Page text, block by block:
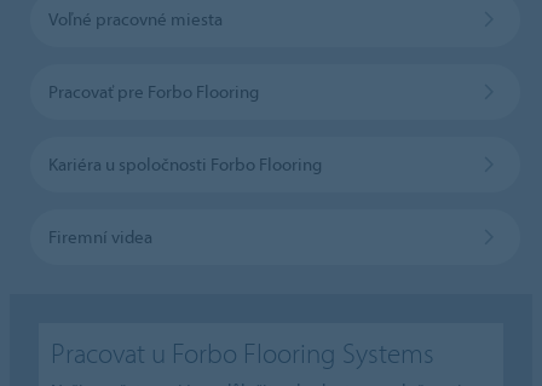
Voľné pracovné miesta
Pracovať pre Forbo Flooring
Kariéra u spoločnosti Forbo Flooring
Firemní videa
Pracovat u Forbo Flooring Systems